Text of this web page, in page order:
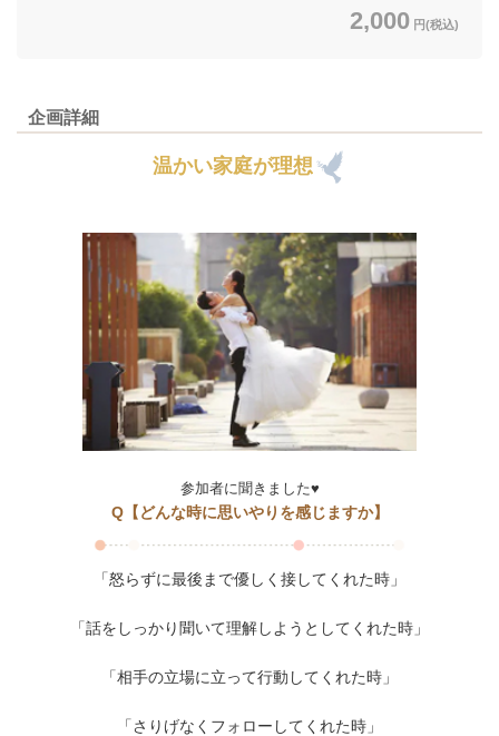
2,000 円(税込)
企画詳細
温かい家庭が理想
参加者に聞きました♥
Q【どんな時に思いやりを感じますか】
「怒らずに最後まで優しく接してくれた時」
「話をしっかり聞いて理解しようとしてくれた時」
「相手の立場に立って行動してくれた時」
「さりげなくフォローしてくれた時」